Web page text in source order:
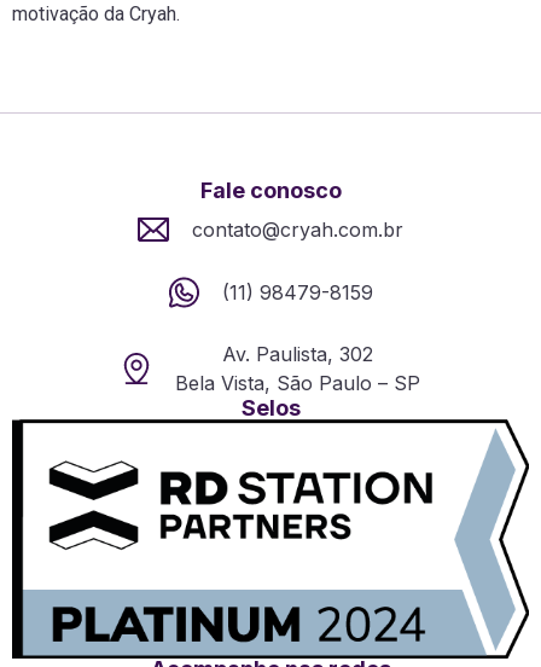
motivação da Cryah.
Fale conosco
contato@cryah.com.br
(11) 98479-8159
Av. Paulista, 302
Bela Vista, São Paulo – SP
Selos